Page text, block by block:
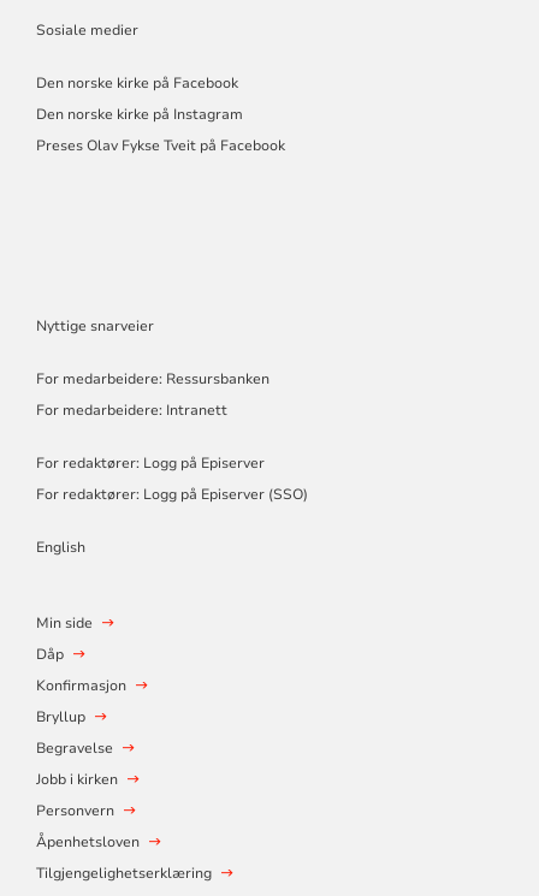
Sosiale medier
Den norske kirke på Facebook
Den norske kirke på Instagram
Preses Olav Fykse Tveit på Facebook
Nyttige snarveier
For medarbeidere: Ressursbanken
For medarbeidere: Intranett
For redaktører: Logg på Episerver
For redaktører: Logg på Episerver (SSO)
English
Min side
Dåp
Konfirmasjon
Bryllup
Begravelse
Jobb i kirken
Personvern
Åpenhetsloven
Tilgjengelighetserklæring